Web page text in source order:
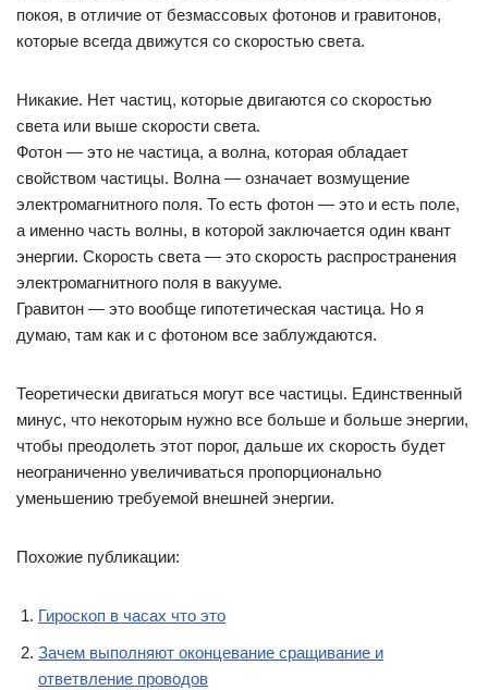
покоя, в отличие от безмассовых фотонов и гравитонов,
которые всегда движутся со скоростью света.
Никакие. Нет частиц, которые двигаются со скоростью
света или выше скорости света.
Фотон — это не частица, а волна, которая обладает
свойством частицы. Волна — означает возмущение
электромагнитного поля. То есть фотон — это и есть поле,
а именно часть волны, в которой заключается один квант
энергии. Скорость света — это скорость распространения
электромагнитного поля в вакууме.
Гравитон — это вообще гипотетическая частица. Но я
думаю, там как и с фотоном все заблуждаются.
Теоретически двигаться могут все частицы. Единственный
минус, что некоторым нужно все больше и больше энергии,
чтобы преодолеть этот порог, дальше их скорость будет
неограниченно увеличиваться пропорционально
уменьшению требуемой внешней энергии.
Похожие публикации:
Гироскоп в часах что это
Зачем выполняют оконцевание сращивание и
ответвление проводов